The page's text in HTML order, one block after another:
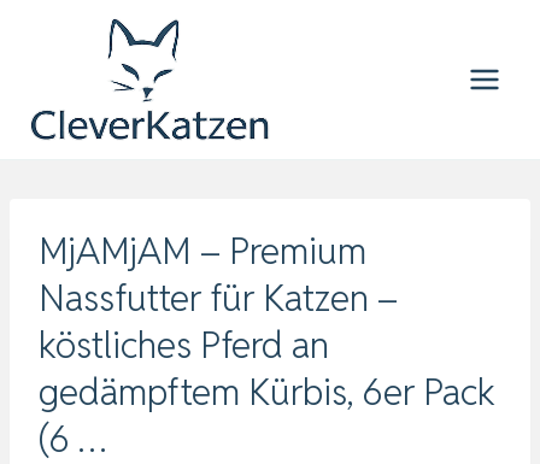
MjAMjAM – Premium
Nassfutter für Katzen –
köstliches Pferd an
gedämpftem Kürbis, 6er Pack
(6 …